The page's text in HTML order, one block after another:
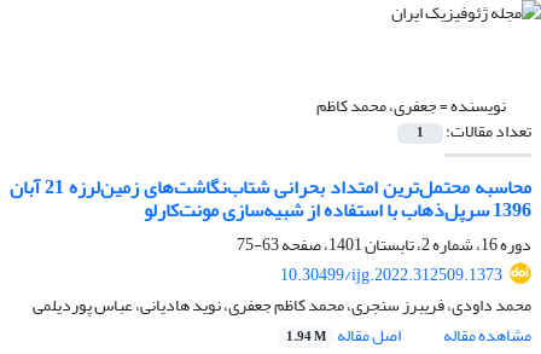
نویسنده =جعفری، محمد کاظم
تعداد مقالات: 1
محاسبه محتمل‌‌ترین امتداد بحرانی شتاب‌نگاشت‌‌های زمین‌لرزه 21 آبان
1396 سرپل‌ذهاب با استفاده از شبیه‌سازی مونت‌کارلو
دوره 16، شماره 2، تابستان 1401، صفحه
63-75
10.30499/ijg.2022.312509.1373
محمد داودی، فریبرز سنجری، محمد کاظم جعفری، نوید هادیانی، عباس پوردیلمی
مشاهده مقاله
اصل مقاله 1.94 M